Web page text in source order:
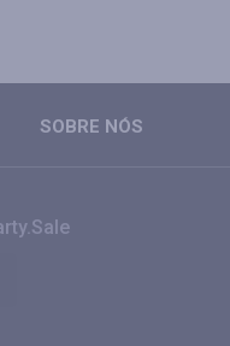
SOBRE NÓS